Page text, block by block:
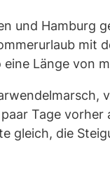
und
Länge von
Tage
gleich, die